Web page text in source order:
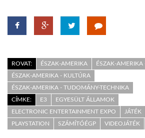
ROVAT: ÉSZAK-AMERIKA
ÉSZAK-
ÉSZAK-AMERIKA - KULTÚRA
ÉSZAK-AMERIKA - TUDOMÁNY-TECHNIKA
CÍMKE:
E3
EGYESÜLT ÁLLAMOK
ELECTRONIC ENTERTAINMENT EXPO
JÁTÉK
PLAYSTATION
SZÁMÍTÓÉGP VIDEOJÁTÉK